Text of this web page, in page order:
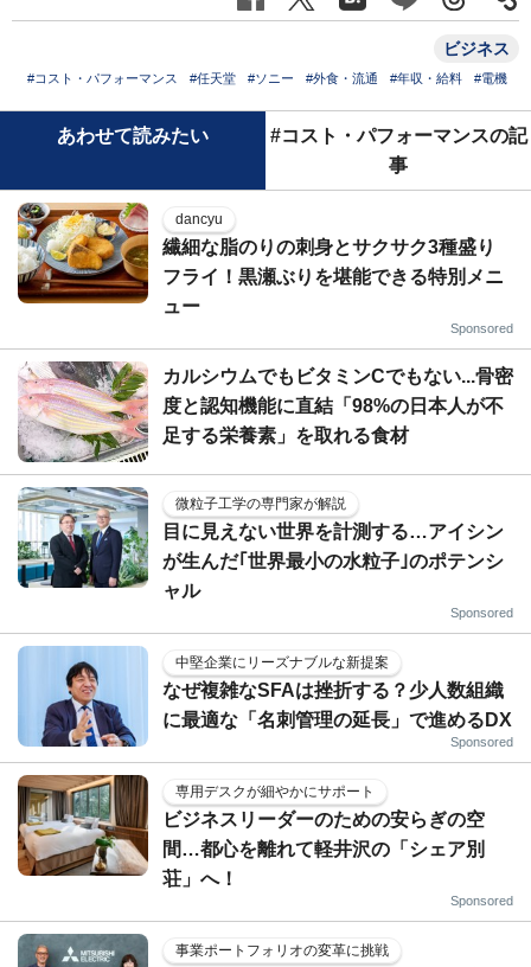
ビジネス
#コスト・パフォーマンス #任天堂 #ソニー #外食・流通 #年収・給料 #電機
あわせて読みたい
#コスト・パフォーマンスの記
事
dancyu
繊細な脂のりの刺身とサクサク3種盛り
フライ！黒瀬ぶりを堪能できる特別メニ
ュー
Sponsored
カルシウムでもビタミンCでもない...骨密
度と認知機能に直結「98%の日本人が不
足する栄養素」を取れる食材
微粒子工学の専門家が解説
目に見えない世界を計測する…アイシン
が生んだ｢世界最小の水粒子｣のポテンシ
ャル
Sponsored
中堅企業にリーズナブルな新提案
なぜ複雑なSFAは挫折する？少人数組織
に最適な「名刺管理の延長」で進めるDX
Sponsored
専用デスクが細やかにサポート
ビジネスリーダーのための安らぎの空
間…都心を離れて軽井沢の「シェア別
荘」へ！
Sponsored
事業ポートフォリオの変革に挑戦